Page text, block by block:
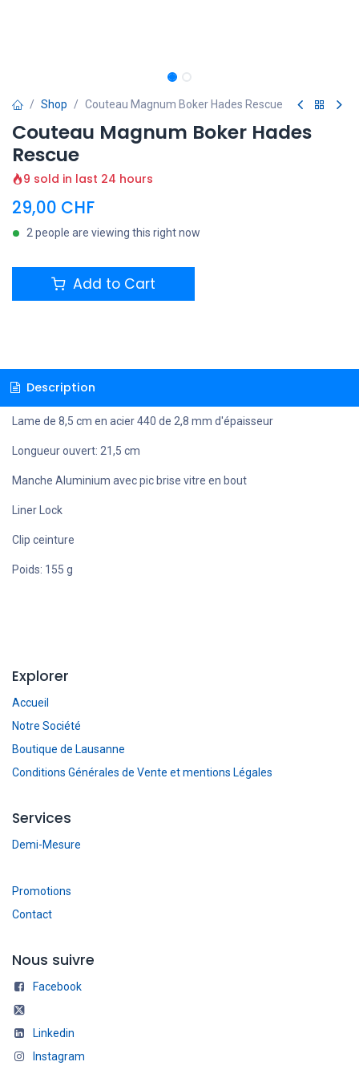
Shop Couteau Magnum Boker Hades Rescue
Couteau Magnum Boker Hades
Rescue
9 sold in last 24 hours
29,00 CHF
2 people are viewing this right now
Add to Cart
Description
Lame de 8,5 cm en acier 440 de 2,8 mm d'épaisseur
Longueur ouvert: 21,5 cm
Manche Aluminium avec pic brise vitre en bout
Liner Lock
Clip ceinture
Poids: 155 g
Explorer
Accueil
Notre Société
Boutique de Lausanne
Conditions Générales de Vente et mentions Légales
Services
Demi-Mesure
Promotions
Contact
Nous suivre
Facebook
Linkedin
Instagram